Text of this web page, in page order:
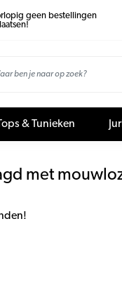
geen bestellingen
& Tunieken
met